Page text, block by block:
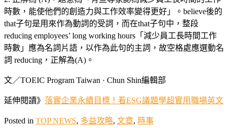
時數，能使他們的創造力與工作效率變得更好」。believe後的
that子句是用來作為動詞的受詞，而在that子句中，整段
reducing employees’ long working hours「減少員工長時間工作
時數」應為名詞片語，以作為此句的主詞，故空格處應選動名
詞 reducing，正解為(A)。
文／TOEIC Program Taiwan · Chun Shin編輯部
延伸閱讀》 落實企業永續目標！看ESG議題學超實用職場英文
Posted in TOP NEWS, 多益攻略, 文章, 時事